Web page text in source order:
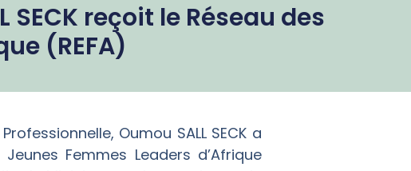
reçoit le Réseau des
(REFA)
Oumou SALL SECK a
Femmes Leaders d’Afrique